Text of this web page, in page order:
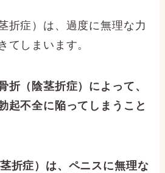
折症）は、過度に無理な力
てしまいます。
折（陰茎折症）によって、
起不全に陥ってしまうこと
折症）は、ペニスに無理な